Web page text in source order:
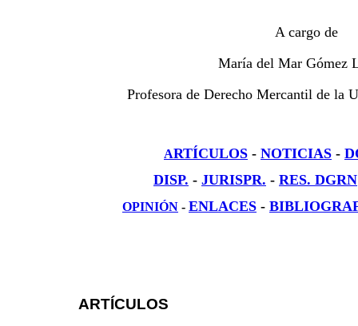
A cargo de
María del Mar Gómez
Profesora de Derecho Mercantil de la
ARTÍCULOS - NOTICIAS -
DISP. - JURISPR. - RES. DGRN
OPINIÓN - ENLACES -
ARTÍCULOS